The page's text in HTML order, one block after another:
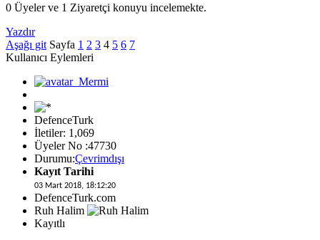
0 Üyeler ve 1 Ziyaretçi konuyu incelemekte.
Yazdır
Aşağı git Sayfa 1 2 3 4 5 6 7
Kullanıcı Eylemleri
DefenceTurk
İletiler: 1,069
Üyeler No :47730
Durumu:Çevrimdışı
Kayıt Tarihi
03 Mart 2018, 18:12:20
DefenceTurk.com
Ruh Halim
Kayıtlı